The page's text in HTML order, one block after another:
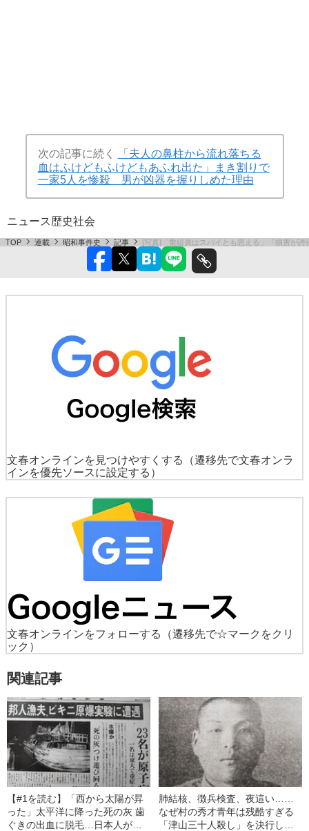
次の記事に続く
「夫人の鼻柱から流れ落ちる
血はふけどもふけどもあふれ出た」まき割りで
一家5人を惨殺 男が凶器を握りしめた理由
ニュース歴史社会
TOP 連載 昭和事件史 記事 [写真]「乗組員はスパイとも思える」「損害が
文春オンラインを見つけやすくする
（遷移先で文春オンラ
インを優先ソースに設定する）
文春オンラインをフォローする
（遷移先で☆マークをクリ
ック）
関連記事
【#1を読む】「西から太陽が昇
った」太平洋に降った死の灰 歯
ぐきの出血に脱毛…日本人が核
肺結核、徴兵検査、夜這い……
なぜ村の秀才青年は残酷すぎる
「津山三十人殺し」を決行した